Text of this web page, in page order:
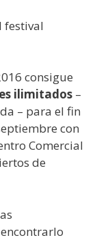
festival
consigue
ilimitados –
– para el fin
con
Comercial
de